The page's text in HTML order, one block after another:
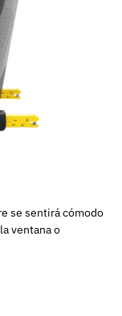
se sentirá cómodo
ventana o